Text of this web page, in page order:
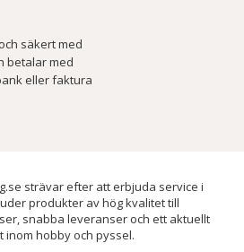
säkert med
betalar med
eller faktura
strävar efter att erbjuda service i
produkter av hög kvalitet till
snabba leveranser och ett aktuellt
inom hobby och pyssel.